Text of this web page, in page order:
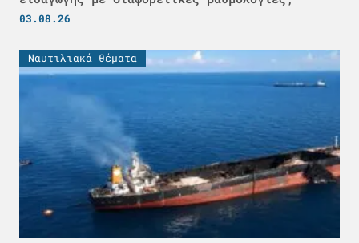
03.08.26
Ναυτιλιακά θέματα